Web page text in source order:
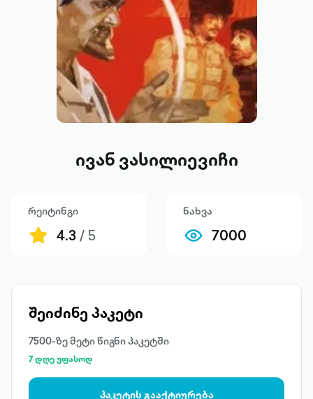
ივან ვასილიევიჩი
რეიტინგი
4.3/ 5
ნახვა
7000
შეიძინე პაკეტი
7500-ზე მეტი წიგნი პაკეტში
7 დღე უფასოდ
პაკეტის გააქტიურება